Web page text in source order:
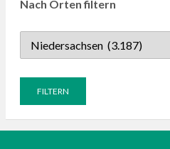
Nach Orten filtern